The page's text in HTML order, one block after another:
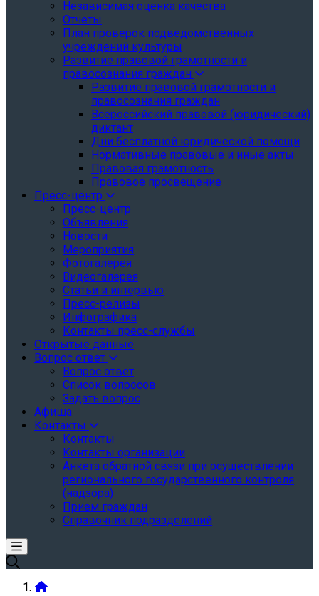
Независимая оценка качества
Отчеты
План проверок подведомственных
учреждений культуры
Развитие правовой грамотности и
правосознания граждан
Развитие правовой грамотности и
правосознания граждан
Всероссийский правовой (юридический)
диктант
Дни бесплатной юридической помощи
Нормативные правовые и иные акты
Правовая грамотность
Правовое просвещение
Пресс-центр
Пресс-центр
Объявления
Новости
Мероприятия
Фотогалерея
Видеогалерея
Статьи и интервью
Пресс-релизы
Инфографика
Контакты пресс-службы
Открытые данные
Вопрос ответ
Вопрос ответ
Список вопросов
Задать вопрос
Афиша
Контакты
Контакты
Контакты организации
Анкета обратной связи при осуществлении
регионального государственного контроля
(надзора)
Прием граждан
Справочник подразделений